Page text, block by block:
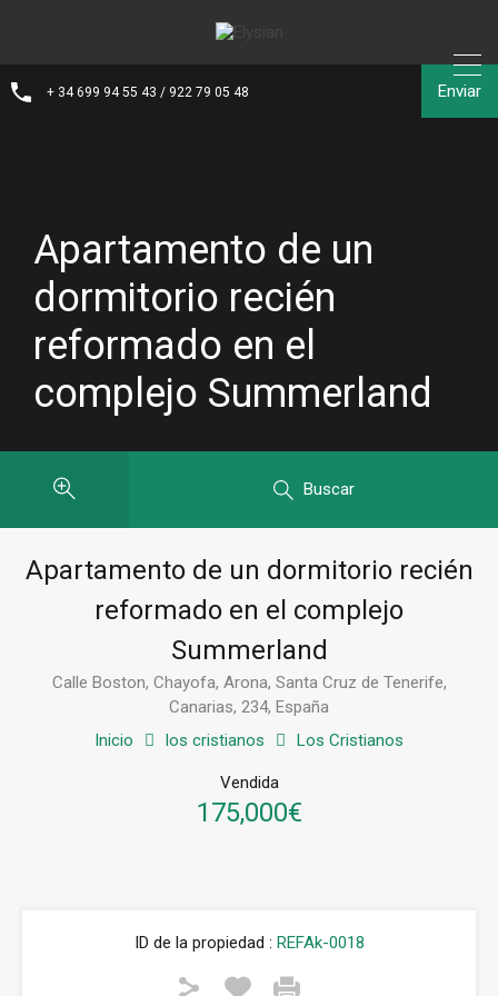
+ 34 699 94 55 43 / 922 79 05 48 Enviar
Apartamento de un
dormitorio recién
reformado en el
complejo Summerland
Buscar
Apartamento de un dormitorio recién
reformado en el complejo
Summerland
Calle Boston, Chayofa, Arona, Santa Cruz de Tenerife,
Canarias, 234, España
Inicio
los cristianos Los Cristianos
Vendida
175,000€
ID de la propiedad : REFAk-0018